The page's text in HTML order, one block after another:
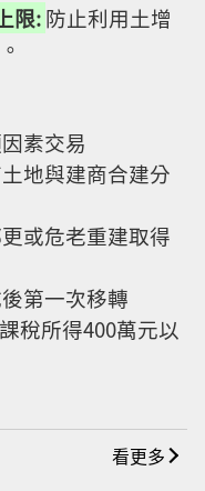
限:防止利用土增
素交易
地與建商合建分
或危老重建取得
第一次移轉
所得400萬元以
看更多